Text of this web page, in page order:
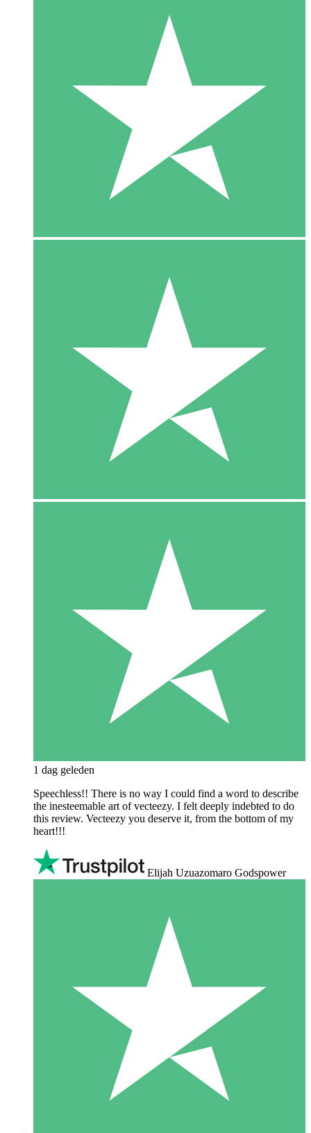
1 dag geleden
Speechless!! There is no way I could find a word to describe
the inesteemable art of vecteezy. I felt deeply indebted to do
this review. Vecteezy you deserve it, from the bottom of my
heart!!!
Elijah Uzuazomaro Godspower